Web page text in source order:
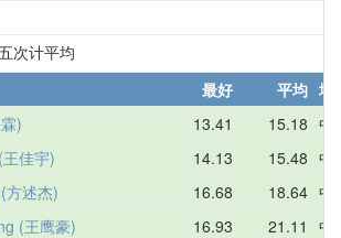
次计平均
最好 平均 地
) 13.41 15.18 中
佳宇) 14.13 15.48 中
方述杰) 16.68 18.64 中
(王鹰豪) 16.93 21.11
中